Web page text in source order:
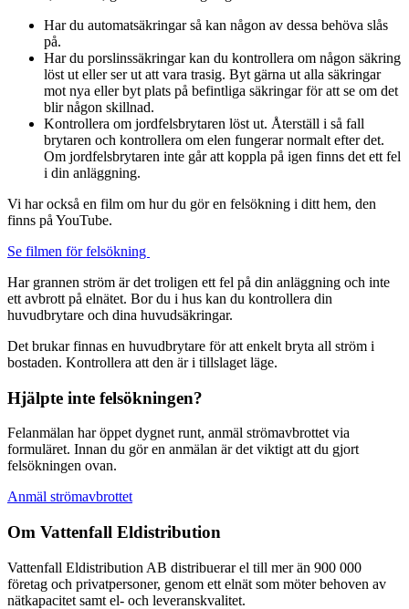
Har du automatsäkringar så kan någon av dessa behöva slås
på.
Har du porslinssäkringar kan du kontrollera om någon säkring
löst ut eller ser ut att vara trasig. Byt gärna ut alla säkringar
mot nya eller byt plats på befintliga säkringar för att se om det
blir någon skillnad.
Kontrollera om jordfelsbrytaren löst ut. Återställ i så fall
brytaren och kontrollera om elen fungerar normalt efter det.
Om jordfelsbrytaren inte går att koppla på igen finns det ett fel
i din anläggning.
Vi har också en film om hur du gör en felsökning i ditt hem, den
finns på YouTube.
Se filmen för felsökning
Har grannen ström är det troligen ett fel på din anläggning och inte
ett avbrott på elnätet. Bor du i hus kan du kontrollera din
huvudbrytare och dina huvudsäkringar.
Det brukar finnas en huvudbrytare för att enkelt bryta all ström i
bostaden. Kontrollera att den är i tillslaget läge.
Hjälpte inte felsökningen?
Felanmälan har öppet dygnet runt, anmäl strömavbrottet via
formuläret. Innan du gör en anmälan är det viktigt att du gjort
felsökningen ovan.
Anmäl strömavbrottet
Om Vattenfall Eldistribution
Vattenfall Eldistribution AB distribuerar el till mer än 900 000
företag och privatpersoner, genom ett elnät som möter behoven av
nätkapacitet samt el- och leveranskvalitet.